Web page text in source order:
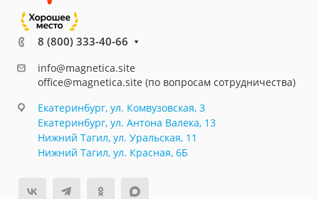
8 (800) 333-40-66
info@magnetica.site
office@magnetica.site (по вопросам сотрудничества)
Екатеринбург, ул. Комвузовская, 3
Екатеринбург, ул. Антона Валека, 13
Нижний Тагил, ул. Уральская, 11
Нижний Тагил, ул. Красная, 6Б